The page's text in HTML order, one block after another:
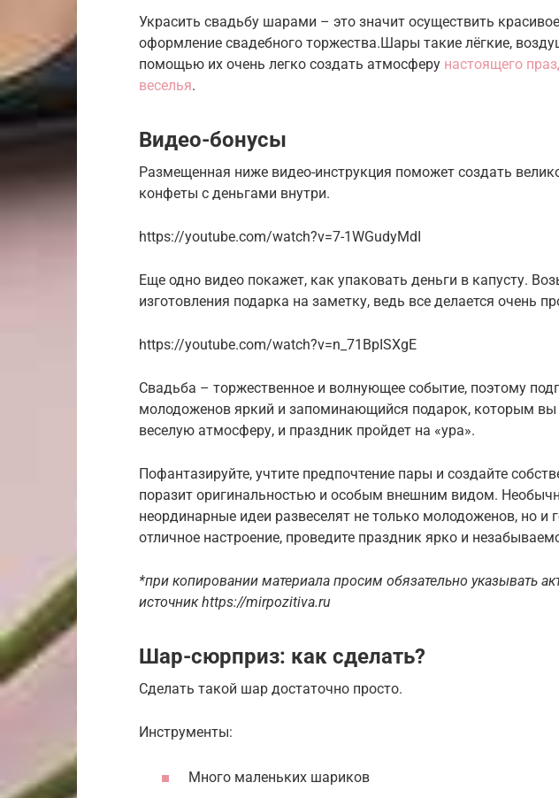
Украсить свадьбу шарами – это значит осуществить
оформление свадебного торжества.Шары такие лёгкие,
помощью их очень легко создать атмосферу настоящего
веселья.
Видео-бонусы
Размещенная ниже видео-инструкция поможет создать
конфеты с деньгами внутри.
https://youtube.com/watch?v=7-1WGudyMdI
Еще одно видео покажет, как упаковать деньги в капусту.
изготовления подарка на заметку, ведь все делается очень
https://youtube.com/watch?v=n_71BpISXgE
Свадьба – торжественное и волнующее событие, поэтому
молодоженов яркий и запоминающийся подарок, которым
веселую атмосферу, и праздник пройдет на «ура».
Пофантазируйте, учтите предпочтение пары и создайте
поразит оригинальностью и особым внешним видом.
неординарные идеи развеселят не только молодоженов, но и
отличное настроение, проведите праздник ярко и
*при копировании материала просим обязательно указывать
источник https://mirpozitiva.ru
Шар-сюрприз: как сделать?
Сделать такой шар достаточно просто.
Инструменты:
Много маленьких шариков